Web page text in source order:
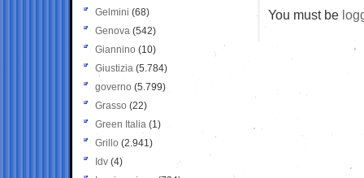
You must be
Gelmini (68)
Genova (542)
Giannino (10)
Giustizia (5.784)
governo (5.799)
Grasso (22)
Green Italia (1)
Grillo (2.941)
Idv (4)